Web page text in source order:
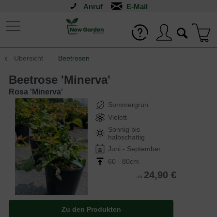
Anruf
Übersicht Beetrosen
Beetrose 'Minerva'
Rosa 'Minerva'
Sommergrün
Violett
Sonnig bis
halbschattig
Juni - September
60 - 80cm
ab 24,90 €
Zu den Produkten